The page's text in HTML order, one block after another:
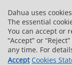
Dahua uses
The essential
You can accept or
“Accept” or
any time. For
Accept Cookies